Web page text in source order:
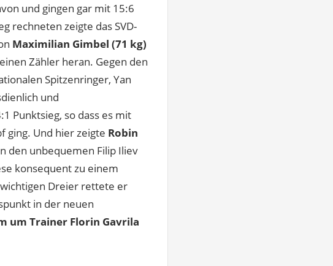
und gingen gar mit 15:6
rechneten zeigte das SVD-
Maximilian Gimbel (71 kg)
Zähler heran. Gegen den
Spitzenringer, Yan
und
Punktsieg, so dass es mit
ging. Und hier zeigte Robin
den unbequemen Filip Iliev
konsequent zu einem
Dreier rettete er
in der neuen
um Trainer Florin Gavrila